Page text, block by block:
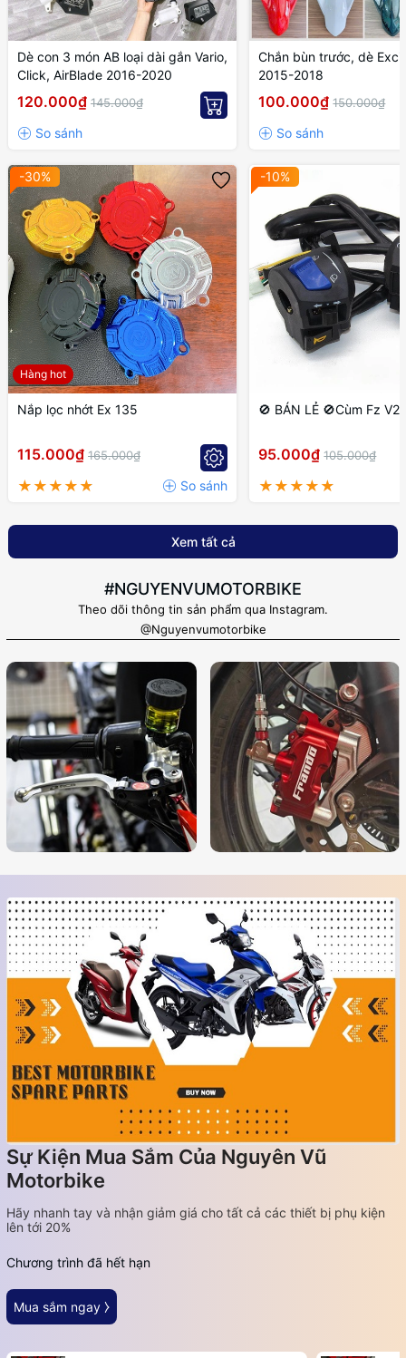
Dè con 3 món AB loại dài gắn Vario,
Click, AirBlade 2016-2020
120.000₫ 145.000₫
Chắn bùn trước, dè
2015-2018
100.000₫ 150.000₫
Hàng hot
-30%
Nắp lọc nhớt Ex 135
115.000₫ 165.000₫
-10%
🚫 BÁN LẺ 🚫Cùm Fz V2
95.000₫ 105.000₫
Xem tất cả
#NGUYENVUMOTORBIKE
Theo dõi thông tin sản phẩm qua Instagram.
@Nguyenvumotorbike
Sự Kiện Mua Sắm Của Nguyên Vũ
Motorbike
Hãy nhanh tay và nhận giảm giá cho tất cả các thiết bị phụ kiện
lên tới 20%
Chương trình đã hết hạn
Mua sắm ngay ⧽